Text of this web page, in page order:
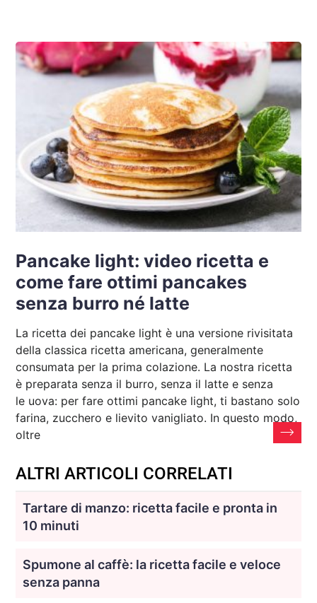
Pancake light: video ricetta e
come fare ottimi pancakes
senza burro né latte
La ricetta dei pancake light è una versione rivisitata
della classica ricetta americana, generalmente
consumata per la prima colazione. La nostra ricetta
è preparata senza il burro, senza il latte e senza
le uova: per fare ottimi pancake light, ti bastano solo
farina, zucchero e lievito vanigliato. In questo modo,
oltre
ALTRI ARTICOLI CORRELATI
Tartare di manzo: ricetta facile e pronta in
10 minuti
Spumone al caffè: la ricetta facile e veloce
senza panna